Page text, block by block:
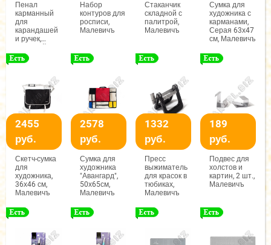
Пенал
карманный
для
карандашей
и ручек,
Малевичъ
Набор
контуров для
росписи,
Малевичъ
Стаканчик
складной с
палитрой,
Малевичъ
Сумка для
художника с
карманами,
Серая 63х47
см, Малевичъ
2455
руб.
Скетч-сумка
для
художника,
36х46 см,
Малевичъ
2578
руб.
Сумка для
художника
"Авангард",
50х65см,
Малевичъ
1332
руб.
Пресс
выжиматель
для красок в
тюбиках,
Малевичъ
189
руб.
Подвес для
холстов и
картин, 2 шт.,
Малевичъ